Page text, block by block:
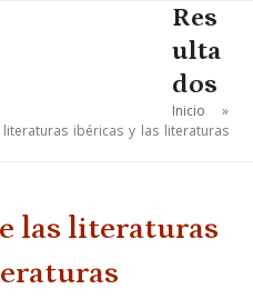
Res
ulta
dos
Inicio »
literaturas ibéricas y las literaturas
las literaturas